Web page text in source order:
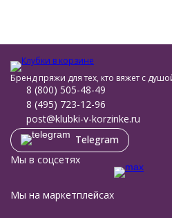
Бренд пряжи для тех, кто вяжет с
8 (800) 505-48-49
8 (495) 723-12-96
post@klubki-v-korzinke.ru
Telegram
Мы в соцсетях
Мы на маркетплейсах